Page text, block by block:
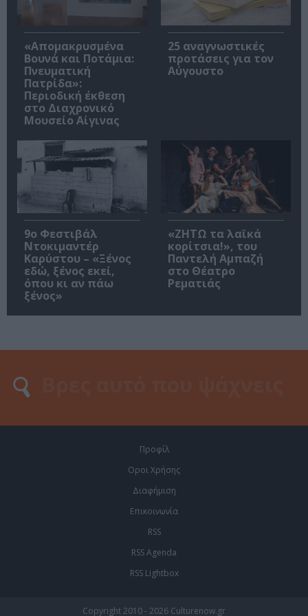
«Απομακρυσμένα
Βουνά και Ποτάμια:
Πνευματική
Πατρίδα»:
Περιοδική έκθεση
στο Διαχρονικό
Μουσείο Αίγινας
25 αναγνωστικές
προτάσεις για τον
Αύγουστο
9ο Φεστιβάλ
Ντοκιμαντέρ
Καρύστου – «Ξένος
εδώ, ξένος εκεί,
όπου κι αν πάω
ξένος»
«ΖΗΤΩ τα λαϊκά
κορίτσια!», του
Παντελή Αμπαζή
στο Θέατρο
Ρεματιάς
Προφίλ
Οροι Χρήσης
Διαφήμιση
Επικοινωνία
RSS
RSS Agenda
RSS Lightbox
Copyright 2010 - 2026 Culturenow.gr